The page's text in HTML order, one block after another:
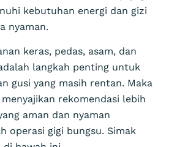
kebutuhan energi dan gizi
nyaman.
keras, pedas, asam, dan
langkah penting untuk
gusi yang masih rentan. Maka
rekomendasi lebih
aman dan nyaman
operasi gigi bungsu. Simak